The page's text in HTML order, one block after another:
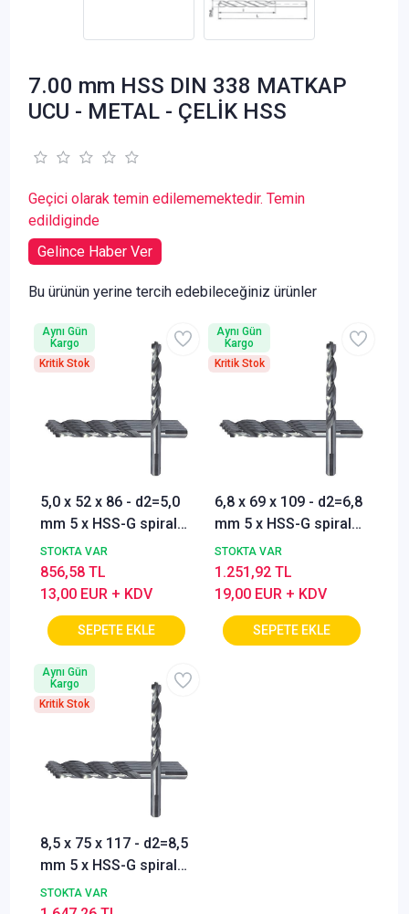
7.00 mm HSS DIN 338 MATKAP
UCU - METAL - ÇELİK HSS
Geçici olarak temin edilememektedir. Temin
edildiginde
Gelince Haber Ver
Bu ürünün yerine tercih edebileceğiniz ürünler
5,0 x 52 x 86 - d2=5,0
mm 5 x HSS-G spiral
matkap ucu,
merkezleme uçlu,
yüksek performanslı
metal matkap uçları,
kendinden
uçları (5'li paket)
STOKTA VAR
13,00 EUR + KDV
856,58 TL
Aynı Gün
Kargo
Kritik Stok
6,8 x 69 x 109 - d2=6,8
mm 5 x HSS-G spiral
matkap ucu,
merkezleme uçlu,
yüksek performanslı
metal matkap uçları,
kendinden
STOKTA VAR
19,00 EUR + KDV
1.251,92 TL
Aynı Gün
Kargo
Kritik Stok
8,5 x 75 x 117 - d2=8,5
mm 5 x HSS-G spiral
matkap ucu,
merkezleme uçlu,
STOKTA VAR
Aynı Gün
Kargo
Kritik Stok